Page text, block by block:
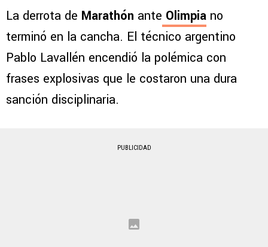
La derrota de Marathón ante Olimpia no
terminó en la cancha. El técnico argentino
Pablo Lavallén encendió la polémica con
frases explosivas que le costaron una dura
sanción disciplinaria.
PUBLICIDAD